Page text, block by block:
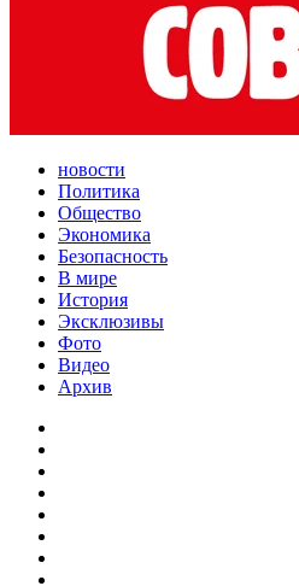
новости
Политика
Общество
Экономика
Безопасность
В мире
История
Эксклюзивы
Фото
Видео
Архив